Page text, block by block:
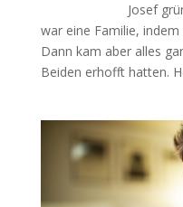
Josef gründete,
war eine Familie,
Dann kam aber alles
Beiden erhofft hatten.